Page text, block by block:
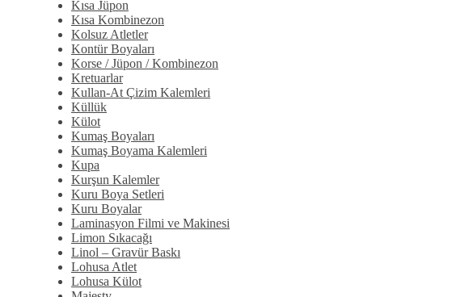
Kısa Jüpon
Kısa Kombinezon
Kolsuz Atletler
Kontür Boyaları
Korse / Jüpon / Kombinezon
Kretuarlar
Kullan-At Çizim Kalemleri
Küllük
Külot
Kumaş Boyaları
Kumaş Boyama Kalemleri
Kupa
Kurşun Kalemler
Kuru Boya Setleri
Kuru Boyalar
Laminasyon Filmi ve Makinesi
Limon Sıkacağı
Linol – Gravür Baskı
Lohusa Atlet
Lohusa Külot